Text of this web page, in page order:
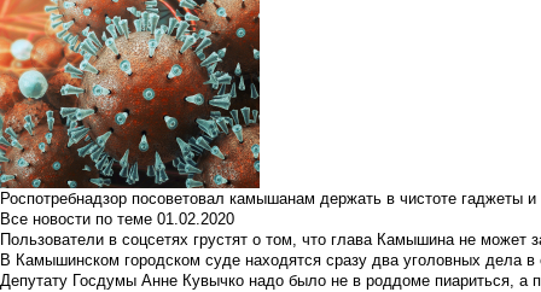
Роспотребнадзор посоветовал камышанам держать в чистоте гаджеты
Все новости по теме 01.02.2020
Пользователи в соцсетях грустят о том, что глава Камышина не может
В Камышинском городском суде находятся сразу два уголовных дела
Депутату Госдумы Анне Кувычко надо было не в роддоме пиариться, а